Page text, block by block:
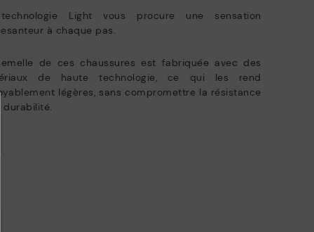
Délai de retour étendu à 60 jours pour les abonnés à la
et membres du Club.
EN SAVOIR PLUS
Light vous procure une sensation
à chaque pas.
de ces chaussures est fabriquée avec des
de haute technologie, ce qui les rend
légères, sans compromettre la résistance
durabilité.